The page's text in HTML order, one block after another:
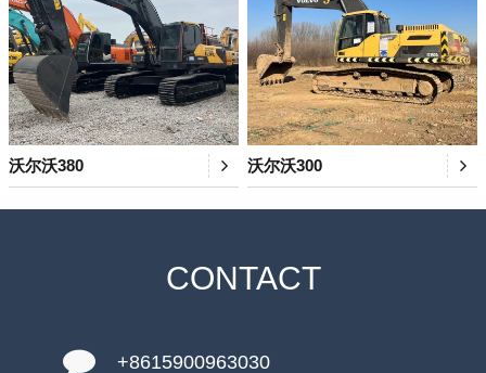
沃尔沃380 沃尔沃300
CONTACT
+8615900963030